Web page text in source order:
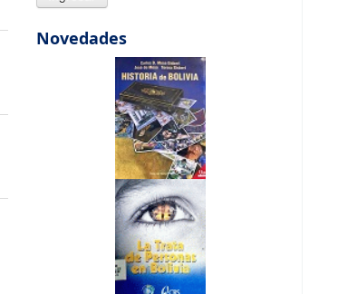
Novedades